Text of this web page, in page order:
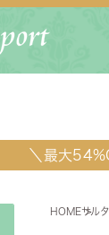
＼最大
HOMEサル